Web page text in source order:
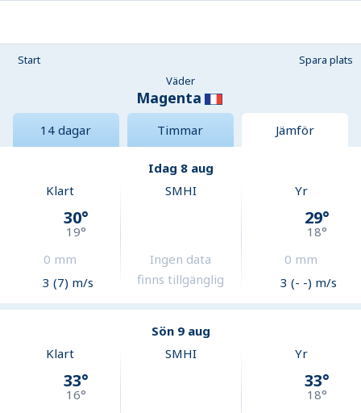
Start
Spara plats
Väder
Magenta
14 dagar Timmar Jämför
Idag 8 aug
Klart
30°
19°
0 mm
3 (7) m/s
SMHI
Ingen data
finns tillgänglig
Yr
29°
18°
0 mm
3 (- -) m/s
Sön 9 aug
Klart
33°
16°
SMHI Yr
33°
18°